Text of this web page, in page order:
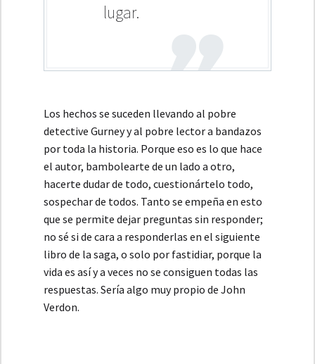
lugar.
Los hechos se suceden llevando al pobre
detective Gurney y al pobre lector a bandazos
por toda la historia. Porque eso es lo que hace
el autor, bambolearte de un lado a otro,
hacerte dudar de todo, cuestionártelo todo,
sospechar de todos. Tanto se empeña en esto
que se permite dejar preguntas sin responder;
no sé si de cara a responderlas en el siguiente
libro de la saga, o solo por fastidiar, porque la
vida es así y a veces no se consiguen todas las
respuestas. Sería algo muy propio de John
Verdon.